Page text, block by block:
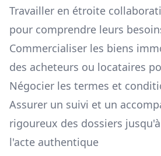
Travailler en étroite
pour comprendre leurs
Commercialiser les biens
des acheteurs ou locataires
Négocier les termes et
Assurer un suivi et un
rigoureux des dossiers
l'acte authentique